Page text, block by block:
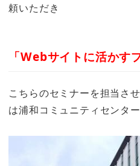
頼いただき
「Webサイトに活かす
こちらのセミナーを担当さ
は浦和コミュニティセンター